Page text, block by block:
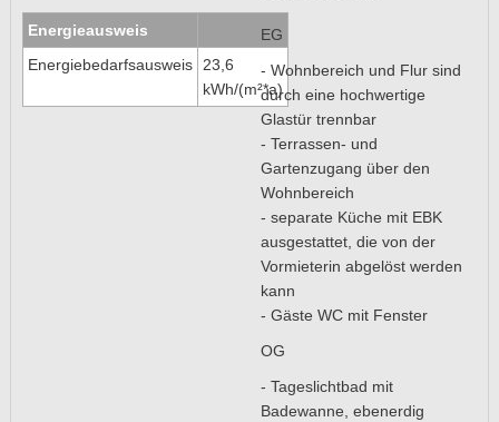
Energieausweis
Energiebedarfsausweis 23,6
kWh/(m²*a)
EG
- Wohnbereich und Flur sind
durch eine hochwertige
Glastür trennbar
- Terrassen- und
Gartenzugang über den
Wohnbereich
- separate Küche mit EBK
ausgestattet, die von der
Vormieterin abgelöst werden
kann
- Gäste WC mit Fenster
OG
- Tageslichtbad mit
Badewanne, ebenerdig